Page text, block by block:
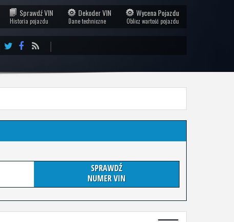
Sprawdź VIN
Historia pojazdu
Dekoder VIN
Dane techniczne
Wycena Pojazdu
Oblicz wartość pojazdu
|
SPRAWDŹ
NUMER VIN